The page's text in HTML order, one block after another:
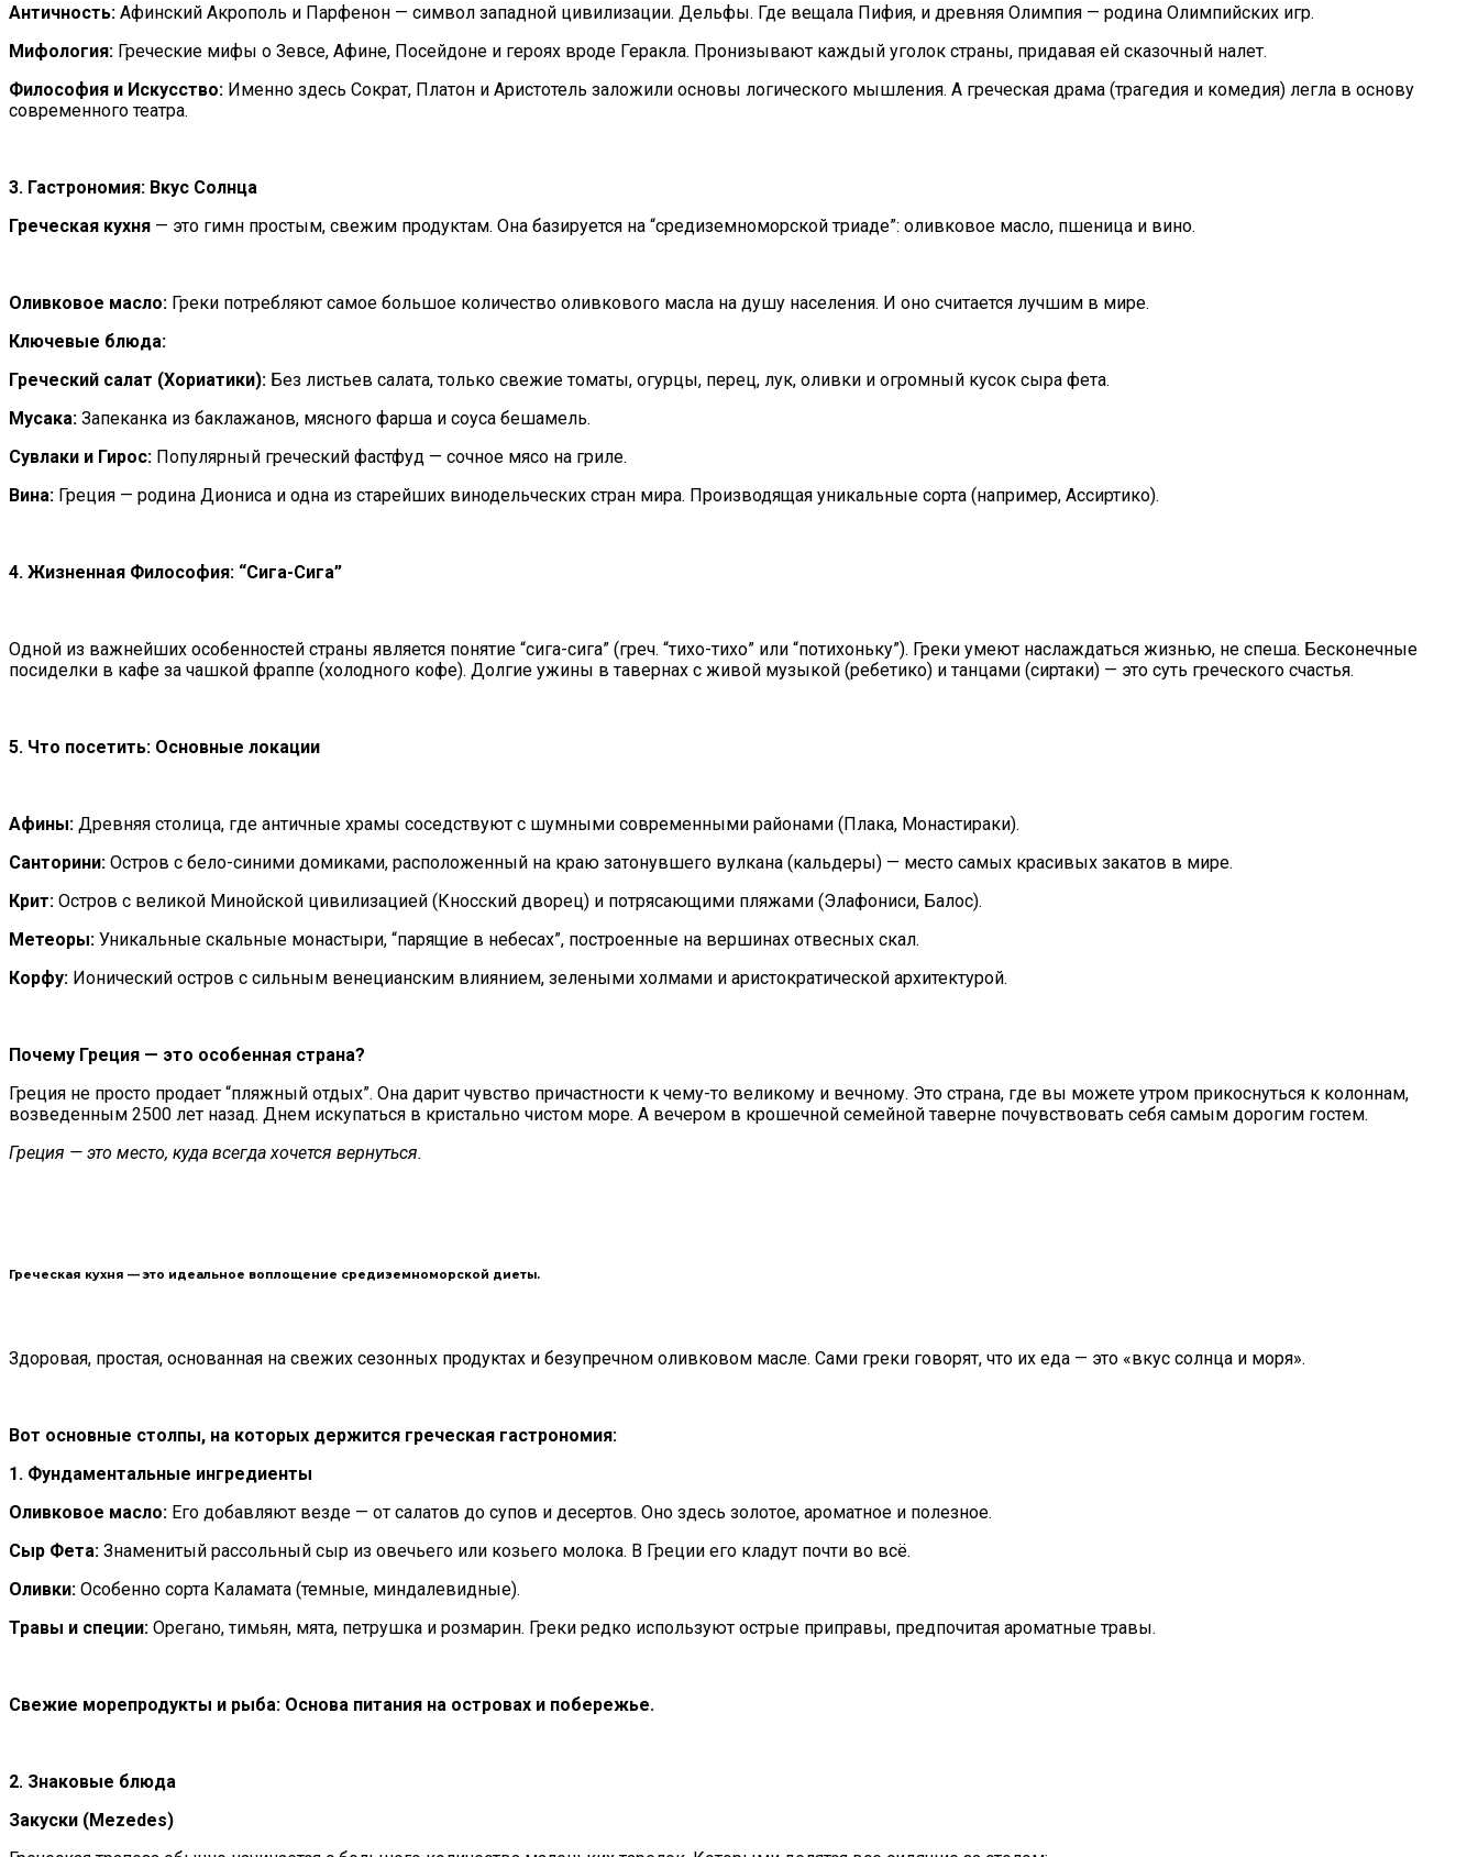
Античность: Афинский Акрополь и Парфенон — символ западной цивилизации. Дельфы. Где вещала Пифия, и древняя Олимпия — родина Олимпийских игр.
Мифология: Греческие мифы о Зевсе, Афине, Посейдоне и героях вроде Геракла. Пронизывают каждый уголок страны, придавая ей сказочный налет.
Философия и Искусство: Именно здесь Сократ, Платон и Аристотель заложили основы логического мышления. А греческая драма (трагедия и комедия) легла в основу
современного театра.
3. Гастрономия: Вкус Солнца
Греческая кухня — это гимн простым, свежим продуктам. Она базируется на “средиземноморской триаде”: оливковое масло, пшеница и вино.
Оливковое масло: Греки потребляют самое большое количество оливкового масла на душу населения. И оно считается лучшим в мире.
Ключевые блюда:
Греческий салат (Хориатики): Без листьев салата, только свежие томаты, огурцы, перец, лук, оливки и огромный кусок сыра фета.
Мусака: Запеканка из баклажанов, мясного фарша и соуса бешамель.
Сувлаки и Гирос: Популярный греческий фастфуд — сочное мясо на гриле.
Вина: Греция — родина Диониса и одна из старейших винодельческих стран мира. Производящая уникальные сорта (например, Ассиртико).
4. Жизненная Философия: “Сига-Сига”
Одной из важнейших особенностей страны является понятие “сига-сига” (греч. “тихо-тихо” или “потихоньку”). Греки умеют наслаждаться жизнью, не спеша. Бесконечные
посиделки в кафе за чашкой фраппе (холодного кофе). Долгие ужины в тавернах с живой музыкой (ребетико) и танцами (сиртаки) — это суть греческого счастья.
5. Что посетить: Основные локации
Афины: Древняя столица, где античные храмы соседствуют с шумными современными районами (Плака, Монастираки).
Санторини: Остров с бело-синими домиками, расположенный на краю затонувшего вулкана (кальдеры) — место самых красивых закатов в мире.
Крит: Остров с великой Минойской цивилизацией (Кносский дворец) и потрясающими пляжами (Элафониси, Балос).
Метеоры: Уникальные скальные монастыри, “парящие в небесах”, построенные на вершинах отвесных скал.
Корфу: Ионический остров с сильным венецианским влиянием, зелеными холмами и аристократической архитектурой.
Почему Греция — это особенная страна?
Греция не просто продает “пляжный отдых”. Она дарит чувство причастности к чему-то великому и вечному. Это страна, где вы можете утром прикоснуться к колоннам,
возведенным 2500 лет назад. Днем искупаться в кристально чистом море. А вечером в крошечной семейной таверне почувствовать себя самым дорогим гостем.
Греция — это место, куда всегда хочется вернуться.
Греческая кухня — это идеальное воплощение средиземноморской диеты.
Здоровая, простая, основанная на свежих сезонных продуктах и безупречном оливковом масле. Сами греки говорят, что их еда — это «вкус солнца и моря».
Вот основные столпы, на которых держится греческая гастрономия:
1. Фундаментальные ингредиенты
Оливковое масло: Его добавляют везде — от салатов до супов и десертов. Оно здесь золотое, ароматное и полезное.
Сыр Фета: Знаменитый рассольный сыр из овечьего или козьего молока. В Греции его кладут почти во всё.
Оливки: Особенно сорта Каламата (темные, миндалевидные).
Травы и специи: Орегано, тимьян, мята, петрушка и розмарин. Греки редко используют острые приправы, предпочитая ароматные травы.
Свежие морепродукты и рыба: Основа питания на островах и побережье.
2. Знаковые блюда
Закуски (Mezedes)